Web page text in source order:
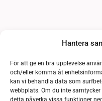
Hantera
För att ge en bra upplevelse
och/eller komma åt
kan vi behandla data som
webbplats. Om du inte
detta påverka vissa funktioner